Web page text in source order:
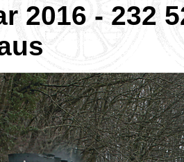
2016 - 232